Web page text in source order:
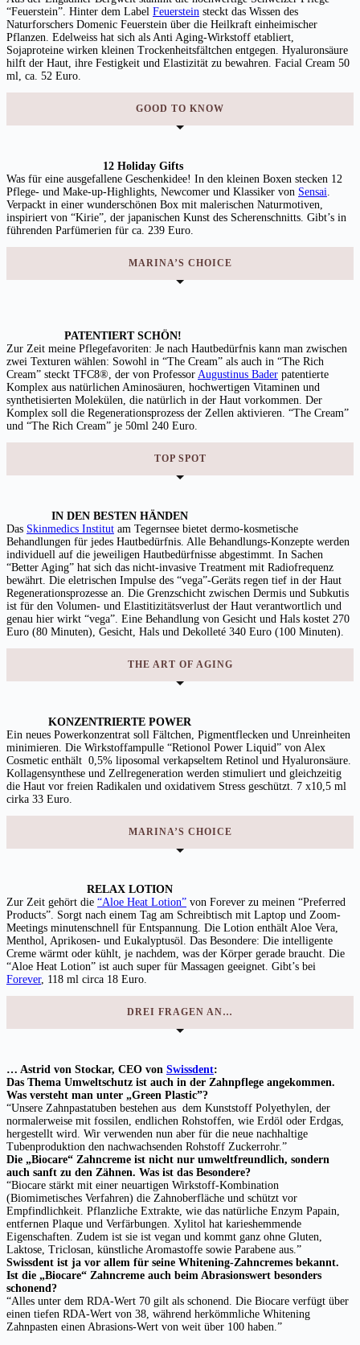
“Feuerstein”. Hinter dem Label Feuerstein steckt das Wissen des
Naturforschers Domenic Feuerstein über die Heilkraft einheimischer
Pflanzen. Edelweiss hat sich als Anti Aging-Wirkstoff etabliert,
Sojaproteine wirken kleinen Trockenheitsfältchen entgegen. Hyaluronsäure
hilft der Haut, ihre Festigkeit und Elastizität zu bewahren. Facial Cream 50
ml, ca. 52 Euro.
GOOD TO KNOW
12 Holiday Gifts
Was für eine ausgefallene Geschenkidee! In den kleinen Boxen stecken 12
Pflege- und Make-up-Highlights, Newcomer und Klassiker von Sensai
Verpackt in einer wunderschönen Box mit malerischen Naturmotiven,
inspiriert von “Kirie”, der japanischen Kunst des Scherenschnitts. Gibt’s in
führenden Parfümerien für ca. 239 Euro.
MARINA’S CHOICE
PATENTIERT SCHÖN!
Zur Zeit meine Pflegefavoriten: Je nach Hautbedürfnis kann man zwischen
zwei Texturen wählen: Sowohl in “The Cream” als auch in “The Rich
Cream” steckt TFC8®, der von Professor Augustinus Bader patentierte
Komplex aus natürlichen Aminosäuren, hochwertigen Vitaminen und
synthetisierten Molekülen, die natürlich in der Haut vorkommen. Der
Komplex soll die Regenerationsprozess der Zellen aktivieren. “The Cream”
und “The Rich Cream” je 50ml 240 Euro.
TOP SPOT
IN DEN BESTEN HÄNDEN
Das Skinmedics Institut am Tegernsee bietet dermo-kosmetische
Behandlungen für jedes Hautbedürfnis. Alle Behandlungs-Konzepte werden
individuell auf die jeweiligen Hautbedürfnisse abgestimmt. In Sachen
“Better Aging” hat sich das nicht-invasive Treatment mit Radiofrequenz
bewährt. Die eletrischen Impulse des “vega”-Geräts regen tief in der Haut
Regenerationsprozesse an. Die Grenzschicht zwischen Dermis und Subkutis
ist für den Volumen- und Elastitizitätsverlust der Haut verantwortlich und
genau hier wirkt “vega”. Eine Behandlung von Gesicht und Hals kostet 270
Euro (80 Minuten), Gesicht, Hals und Dekolleté 340 Euro (100 Minuten).
THE ART OF AGING
KONZENTRIERTE POWER
Ein neues Powerkonzentrat soll Fältchen, Pigmentflecken und Unreinheiten
minimieren. Die Wirkstoffampulle “Retionol Power Liquid” von Alex
Cosmetic enthält 0,5% liposomal verkapseltem Retinol und Hyaluronsäure.
Kollagensynthese und Zellregeneration werden stimuliert und gleichzeitig
die Haut vor freien Radikalen und oxidativem Stress geschützt. 7 x10,5 ml
cirka 33 Euro.
MARINA’S CHOICE
RELAX LOTION
Zur Zeit gehört die “Aloe Heat Lotion” von Forever zu meinen “Preferred
Products”. Sorgt nach einem Tag am Schreibtisch mit Laptop und Zoom-
Meetings minutenschnell für Entspannung. Die Lotion enthält Aloe Vera,
Menthol, Aprikosen- und Eukalyptusöl. Das Besondere: Die intelligente
Creme wärmt oder kühlt, je nachdem, was der Körper gerade braucht. Die
“Aloe Heat Lotion” ist auch super für Massagen geeignet. Gibt’s bei
Forever, 118 ml circa 18 Euro.
DREI FRAGEN AN…
… Astrid von Stockar, CEO von Swissdent:
Das Thema Umweltschutz ist auch in der Zahnpflege angekommen.
Was versteht man unter „Green Plastic”?
“Unsere Zahnpastatuben bestehen aus dem Kunststoff Polyethylen, der
normalerweise mit fossilen, endlichen Rohstoffen, wie Erdöl oder Erdgas,
hergestellt wird. Wir verwenden nun aber für die neue nachhaltige
Tubenproduktion den nachwachsenden Rohstoff Zuckerrohr.”
Die „Biocare“ Zahncreme ist nicht nur umweltfreundlich, sondern
auch sanft zu den Zähnen. Was ist das Besondere?
“Biocare stärkt mit einer neuartigen Wirkstoff-Kombination
(Biomimetisches Verfahren) die Zahnoberfläche und schützt vor
Empfindlichkeit. Pflanzliche Extrakte, wie das natürliche Enzym Papain,
entfernen Plaque und Verfärbungen. Xylitol hat karieshemmende
Eigenschaften. Zudem ist sie ist vegan und kommt ganz ohne Gluten,
Laktose, Triclosan, künstliche Aromastoffe sowie Parabene aus.”
Swissdent ist ja vor allem für seine Whitening-Zahncremes bekannt.
Ist die „Biocare“ Zahncreme auch beim Abrasionswert besonders
schonend?
“Alles unter dem RDA-Wert 70 gilt als schonend. Die Biocare verfügt über
einen tiefen RDA-Wert von 38, während herkömmliche Whitening
Zahnpasten einen Abrasions-Wert von weit über 100 haben.”